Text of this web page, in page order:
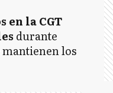
la CGT
durante
los